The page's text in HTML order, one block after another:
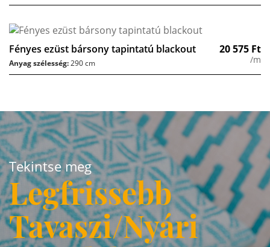
Fényes ezüst bársony tapintatú blackout 20 575 Ft
/m
Anyag szélesség:290 cm
Tekintse meg
Legfrissebb
Tavaszi/Nyári